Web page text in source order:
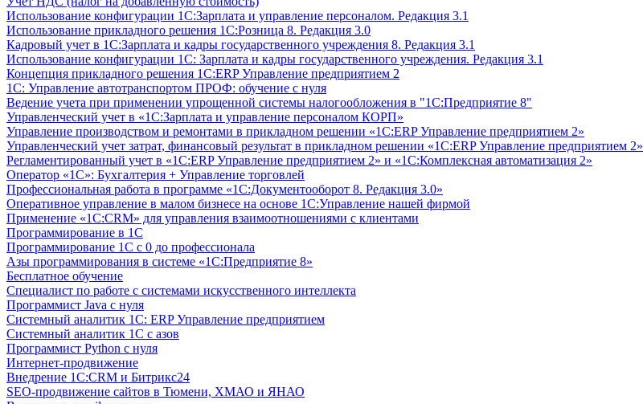
Использование конфигурации 1С:Зарплата и управление персоналом. Редакция 3.1
Использование прикладного решения 1С:Розница 8. Редакция 3.0
Кадровый учет в 1С:Зарплата и кадры государственного учреждения 8. Редакция 3.1
Использование конфигурации ‎1С: Зарплата и кадры государственного учреждения. Редакция 3.1
Концепция прикладного решения 1С:ERP Управление предприятием 2
1С: Управление автотранспортом ПРОФ: обучение с нуля
Ведение учета при применении упрощенной системы налогообложения в "1С:Предприятие 8"
Управленческий учет в «1C:Зарплата и управление персоналом КОРП»
Управление производством и ремонтами в прикладном решении «1С:ERP Управление предприятием 2»
Управленческий учет затрат, финансовый результат в прикладном решении «1С:ERP Управление предприятием 2»
Регламентированный учет в «1С:ERP Управление предприятием 2» и «1С:Комплексная автоматизация 2»
Оператор «1С»: Бухгалтерия + Управление торговлей
Профессиональная работа в программе «1С:Документооборот 8. Редакция 3.0»
Оперативное управление в малом бизнесе на основе 1С:Управление нашей фирмой
Применение «1С:CRM» для управления взаимоотношениями с клиентами
Программирование в 1С
Программирование 1С с 0 до профессионала
Азы программирования в системе «1С:Предприятие 8»
Бесплатное обучение
Специалист по работе с системами искусственного интеллекта
Программист Java с нуля
Системный аналитик 1С: ERP Управление предприятием
Системный аналитик 1С с азов
Программист Python с нуля
Интернет-продвижение
Внедрение 1C:CRM и Битрикс24
SEO-продвижение сайтов в Тюмени, ХМАО и ЯНАО